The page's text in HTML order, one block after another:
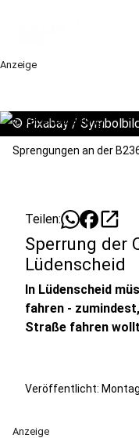
Anzeige
© Pixabay /
Sprengungen an der
Teilen: open_in_new
Sperrung der
Lüdenscheid
In Lüdenscheid
fahren -
Straße fahren
Veröffentlicht:
Anzeige